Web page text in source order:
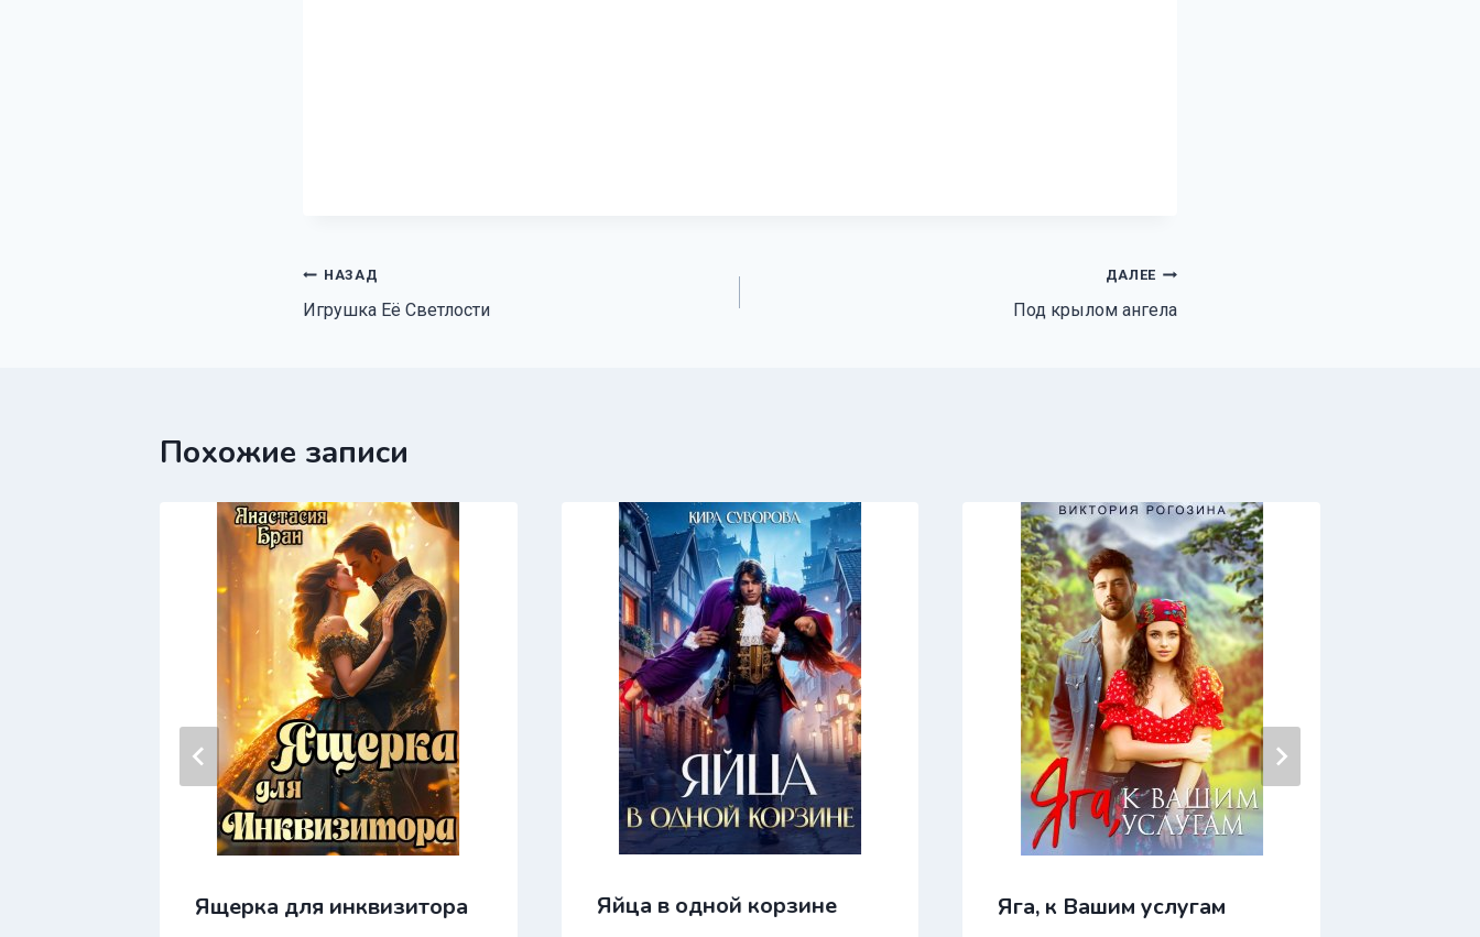
Навигация
по
НАЗАД
Игрушка Её Светлости
ДАЛЕЕ
Под крылом ангела
Похожие записи
Ящерка для инквизитора Яйца в одной корзине Яга, к Вашим услугам